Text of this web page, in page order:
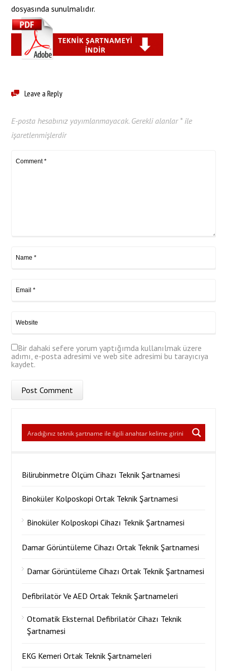
dosyasında sunulmalıdır.
Leave a Reply
E-posta hesabınız yayımlanmayacak. Gerekli alanlar *ile
işaretlenmişlerdir
Bir dahaki sefere yorum yaptığımda kullanılmak üzere
adımı, e-posta adresimi ve web site adresimi bu tarayıcıya
kaydet.
Bilirubinmetre Ölçüm Cihazı Teknik Şartnamesi
Binoküler Kolposkopi Ortak Teknik Şartnamesi
Binoküler Kolposkopi Cihazı Teknik Şartnamesi
Damar Görüntüleme Cihazı Ortak Teknik Şartnamesi
Damar Görüntüleme Cihazı Ortak Teknik Şartnamesi
Defibrilatör Ve AED Ortak Teknik Şartnameleri
Otomatik Eksternal Defibrilatör Cihazı Teknik
Şartnamesi
EKG Kemeri Ortak Teknik Şartnameleri